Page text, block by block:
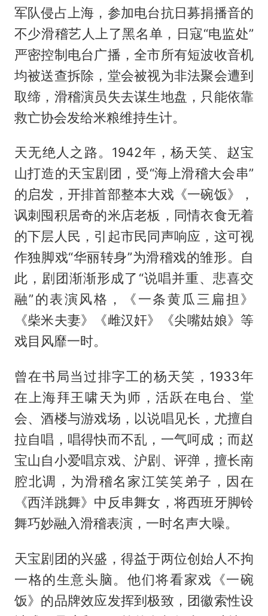
军队侵占上海，参加电台抗日募捐播音的
不少滑稽艺人上了黑名单，日寇“电监处”
严密控制电台广播，全市所有短波收音机
均被送查拆除，堂会被视为非法聚会遭到
取缔，滑稽演员失去谋生地盘，只能依靠
救亡协会发给米粮维持生计。
天无绝人之路。1942年，杨天笑、赵宝
山打造的天宝剧团，受“海上滑稽大会串”
的启发，开排首部整本大戏《一碗饭》，
讽刺囤积居奇的米店老板，同情衣食无着
的下层人民，引起市民同声响应，这可视
作独脚戏“华丽转身”为滑稽戏的雏形。自
此，剧团渐渐形成了“说唱并重、悲喜交
融”的表演风格，《一条黄瓜三扁担》
《柴米夫妻》《雌汉奸》《尖嘴姑娘》等
戏目风靡一时。
曾在书局当过排字工的杨天笑，1933年
在上海拜王啸天为师，活跃在电台、堂
会、酒楼与游戏场，以说唱见长，尤擅自
拉自唱，唱得快而不乱，一气呵成；而赵
宝山自小爱唱京戏、沪剧、评弹，擅长南
腔北调，为滑稽名家江笑笑弟子，因在
《西洋跳舞》中反串舞女，将西班牙脚铃
舞巧妙融入滑稽表演，一时名声大噪。
天宝剧团的兴盛，得益于两位创始人不拘
一格的生意头脑。他们将看家戏《一碗
饭》的品牌效应发挥到极致，团徽索性设